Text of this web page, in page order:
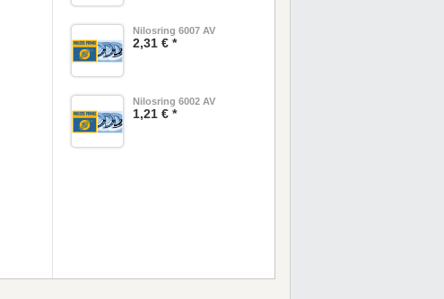
Nilosring 6007 AV
2,31 € *
Nilosring 6002 AV
1,21 € *